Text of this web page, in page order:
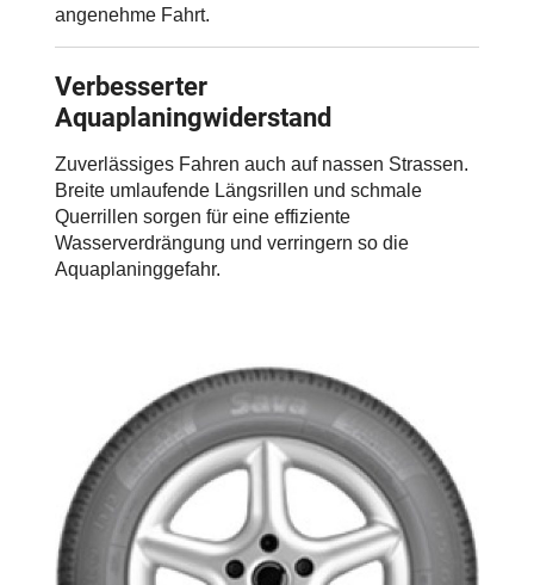
angenehme Fahrt.
Verbesserter
Aquaplaningwiderstand
Zuverlässiges Fahren auch auf nassen Strassen.
Breite umlaufende Längsrillen und schmale
Querrillen sorgen für eine effiziente
Wasserverdrängung und verringern so die
Aquaplaninggefahr.